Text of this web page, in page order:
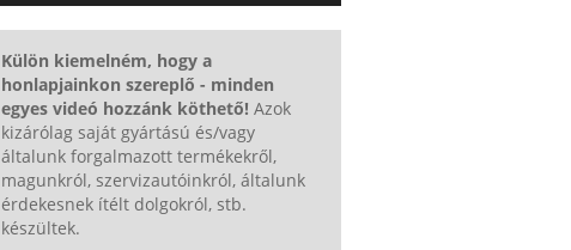
Külön kiemelném, hogy a
honlapjainkon szereplő - minden
egyes videó hozzánk köthető! Azok
kizárólag saját gyártású és/vagy
általunk forgalmazott termékekről,
magunkról, szervizautóinkról, általunk
érdekesnek ítélt dolgokról, stb.
készültek.